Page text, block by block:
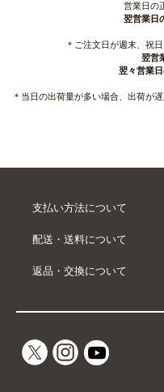
営業日の
翌営業日
＊ご注文日が週末、祝
翌営
翌々営業日
＊当日の出荷量が多い場合、出荷が
支払い方法について
配送・送料について
返品・交換について